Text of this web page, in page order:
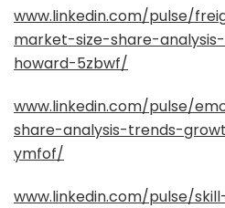
www.linkedin.com/pulse/
market-size-share-
howard-5zbwf/
www.linkedin.com/pulse/
share-analysis-trends-
ymfof/
www.linkedin.com/pulse/